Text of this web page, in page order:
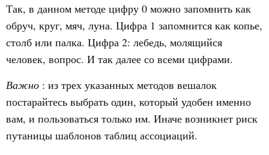
Так, в данном методе цифру 0 можно запомнить как
обруч, круг, мяч, луна. Цифра 1 запомнится как копье,
столб или палка. Цифра 2: лебедь, молящийся
человек, вопрос. И так далее со всеми цифрами.
Важно : из трех указанных методов вешалок
постарайтесь выбрать один, который удобен именно
вам, и пользоваться только им. Иначе возникнет риск
путаницы шаблонов таблиц ассоциаций.